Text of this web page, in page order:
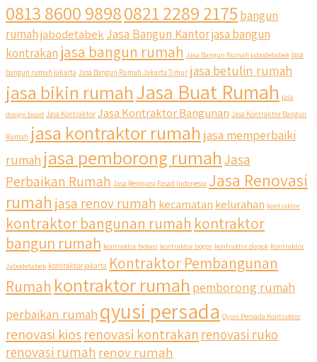
0813 8600 98980821 2289 2175 bangun
rumahjabodetabek Jasa Bangun Kantorjasa bangun
kontrakan jasa bangun rumah Jasa Bangun Rumah jabodetabek jasa
bangun rumah jakarta Jasa Bangun Rumah Jakarta Timur jasa betulin rumah
jasa bikin rumahJasa Buat Rumah jasa
design fasad Jasa Kontraktor Jasa Kontraktor Bangunan Jasa Kontraktor Bangun
Rumah jasa kontraktor rumah jasa memperbaiki
rumah jasa pemborong rumahJasa
Perbaikan Rumah Jasa Renovasi Fasad Indonesia Jasa Renovasi
rumah jasa renov rumah kecamatan kelurahan kontraktor
kontraktor bangunan rumah kontraktor
bangun rumah kontraktor bekasi kontraktor bogor kontraktor depok Kontraktor
Jabodetabek kontraktor jakarta Kontraktor Pembangunan
Rumah kontraktor rumah pemborong rumah
perbaikan rumah qyusi persada Qyusi Persada Kontraktor
renovasi kiosrenovasi kontrakanrenovasi ruko
renovasi rumah renov rumah